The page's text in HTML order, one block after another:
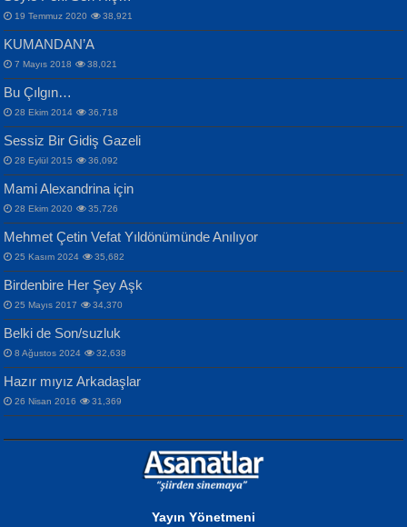
İPEK ACAR SERT
Gazze’nin Şecaati, Ümmetin İmtihanı...
MAHMUT GÜRBÜZ
İbrahim Olmak ve Bitirebilmek...
NURAN KÖSE BAYDAR
Selahattin Yıldız
İdrakimle Üşürken...
Songül Özel
Mahzen...
Ben Deniz Değilim ki...
ERDEM BAYAZIT
Sana, Bana, Vatanıma, Ülkemin
İnsanlarına Dair...
NAZIM HİKMET RAN
Bir Cezaevinde, Tecritteki Adamın
Mektupları...
19 Temmuz 2020 38,921
KUMANDAN’A
7 Mayıs 2018 38,021
Bu Çılgın…
28 Ekim 2014 36,718
Sessiz Bir Gidiş Gazeli
28 Eylül 2015 36,092
Mami Alexandrina için
28 Ekim 2020 35,726
Mehmet Çetin Vefat Yıldönümünde Anılıyor
25 Kasım 2024 35,682
Birdenbire Her Şey Aşk
25 Mayıs 2017 34,370
Belki de Son/suzluk
8 Ağustos 2024 32,638
Hazır mıyız Arkadaşlar
26 Nisan 2016 31,369
Yayın Yönetmeni